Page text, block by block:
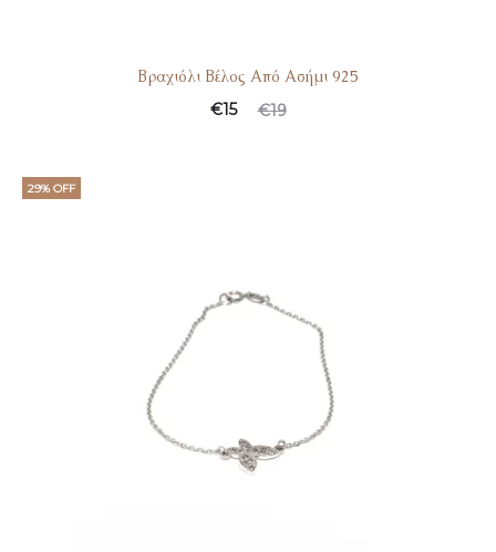
Βραχιόλι Βέλος Από Ασήμι 925
€19
€15
29% OFF